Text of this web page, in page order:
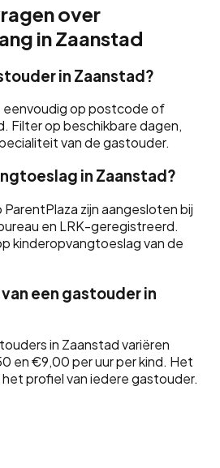
over
inZaanstad
in Zaanstad?
eenvoudig op postcode of
. Filter op beschikbare dagen,
van de gastouder.
in Zaanstad?
zijn aangesloten bij
en LRK-geregistreerd.
kinderopvangtoeslag van de
een gastouder in
in Zaanstadvariëren
en €9,00 per uur per kind. Het
profiel van iedere gastouder.